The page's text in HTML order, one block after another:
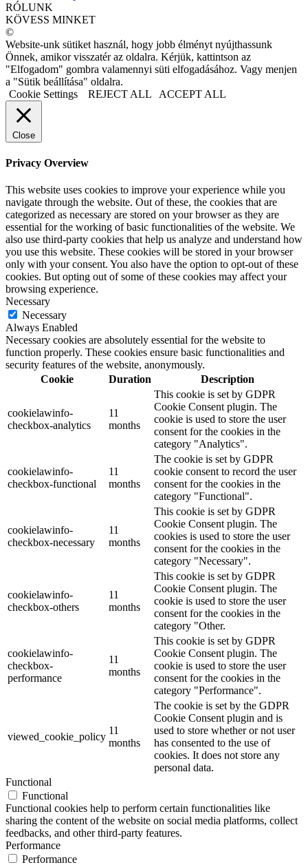
RÓLUNK
KÖVESS MINKET
©
Website-unk sütiket használ, hogy jobb élményt nyújthassunk
Önnek, amikor visszatér az oldalra. Kérjük, kattintson az
"Elfogadom" gombra valamennyi süti elfogadásához. Vagy menjen
a "Sütik beállítása" oldalra.
Cookie Settings
REJECT ALL ACCEPT ALL
Close
Privacy Overview
This website uses cookies to improve your experience while you
navigate through the website. Out of these, the cookies that are
categorized as necessary are stored on your browser as they are
essential for the working of basic functionalities of the website. We
also use third-party cookies that help us analyze and understand how
you use this website. These cookies will be stored in your browser
only with your consent. You also have the option to opt-out of these
cookies. But opting out of some of these cookies may affect your
browsing experience.
Necessary
Necessary
Always Enabled
Necessary cookies are absolutely essential for the website to
function properly. These cookies ensure basic functionalities and
security features of the website, anonymously.
Cookie
Duration Description
cookielawinfo-
checkbox-analytics
11
months
This cookie is set by GDPR
Cookie Consent plugin. The
cookie is used to store the user
consent for the cookies in the
category "Analytics".
cookielawinfo-
checkbox-functional
11
months
The cookie is set by GDPR
cookie consent to record the user
consent for the cookies in the
category "Functional".
cookielawinfo-
checkbox-necessary
11
months
This cookie is set by GDPR
Cookie Consent plugin. The
cookies is used to store the user
consent for the cookies in the
category "Necessary".
cookielawinfo-
checkbox-others
11
months
This cookie is set by GDPR
Cookie Consent plugin. The
cookie is used to store the user
consent for the cookies in the
category "Other.
cookielawinfo-
checkbox-
performance
11
months
This cookie is set by GDPR
Cookie Consent plugin. The
cookie is used to store the user
consent for the cookies in the
category "Performance".
viewed_cookie_policy
11
months
The cookie is set by the GDPR
Cookie Consent plugin and is
used to store whether or not user
has consented to the use of
cookies. It does not store any
personal data.
Functional
Functional
Functional cookies help to perform certain functionalities like
sharing the content of the website on social media platforms, collect
feedbacks, and other third-party features.
Performance
Performance